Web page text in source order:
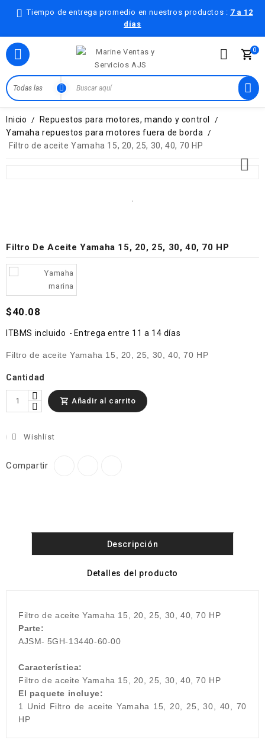
Tiempo de entrega promedio en nuestros productos : 7 a 12
días
 0
Inicio
Repuestos para motores, mando y control
Yamaha repuestos para motores fuera de borda
Filtro de aceite Yamaha 15, 20, 25, 30, 40, 70 HP

Filtro De Aceite Yamaha 15, 20, 25, 30, 40, 70 HP
$40.08
ITBMS incluido Entrega entre 11 a 14 días
Filtro de aceite Yamaha 15, 20, 25, 30, 40, 70 HP
Cantidad
 Añadir al carrito
Wishlist
Compartir
Descripción
Detalles del producto
Filtro de aceite Yamaha 15, 20, 25, 30, 40, 70 HP
Parte:
AJSM- 5GH-13440-60-00
Característica:
Filtro de aceite Yamaha 15, 20, 25, 30, 40, 70 HP
El paquete incluye:
1 Unid Filtro de aceite Yamaha 15, 20, 25, 30, 40, 70
HP